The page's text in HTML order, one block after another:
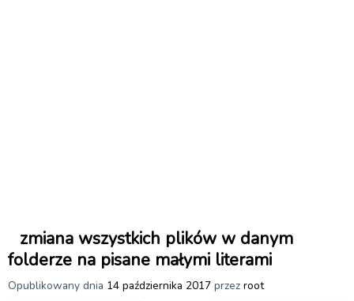
zmiana wszystkich plików w danym
folderze na pisane małymi literami
Opublikowany dnia 14 października 2017 przez root